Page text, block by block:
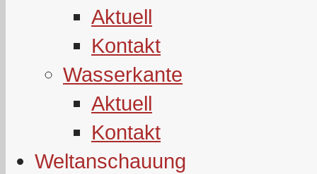
Aktuell
Kontakt
Wasserkante
Aktuell
Kontakt
Weltanschauung